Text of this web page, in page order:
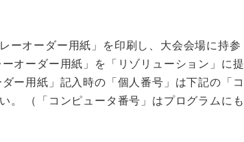
トリーを完了し、参加料を振り込んでくださ
奈川学園中学高等学校創立１００周年記念ホ
加してください。
を中止します。申込書類は６月５日(金)必
ーオーダー用紙」を印刷し、大会会場に持参
オーダー用紙」を「リゾリューション」に提
ー用紙」記入時の「個人番号」は下記の「コ
。 （「コンピュータ番号」はプログラムにも